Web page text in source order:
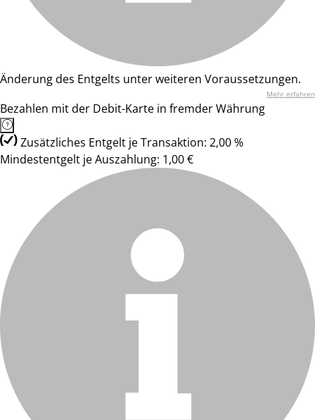
Änderung des Entgelts unter weiteren Voraussetzungen.
Mehr erfahren
Bezahlen mit der Debit-Karte in fremder Währung
Zusätzliches Entgelt je Transaktion: 2,00 %
Mindestentgelt je Auszahlung: 1,00 €